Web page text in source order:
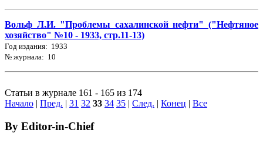
Вольф Л.И. "Проблемы сахалинской нефти" ("Нефтяное
хозяйство" №10 - 1933, стр.11-13)
Год издания: 1933
№ журнала: 10
Статьи в журнале 161 - 165 из 174
Начало | Пред. | 31 32 33 34 35 | След. | Конец | Все
By Editor-in-Chief